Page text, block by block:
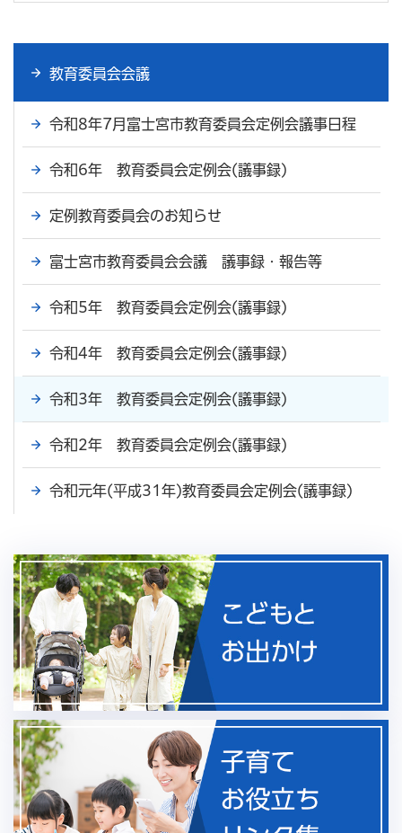
教育委員会会議
令和8年7月富士宮市教育委員会定例会議事日程
令和6年 教育委員会定例会(議事録)
定例教育委員会のお知らせ
富士宮市教育委員会会議 議事録・報告等
令和5年 教育委員会定例会(議事録)
令和4年 教育委員会定例会(議事録)
令和3年 教育委員会定例会(議事録)
令和2年 教育委員会定例会(議事録)
令和元年(平成31年)教育委員会定例会(議事録)